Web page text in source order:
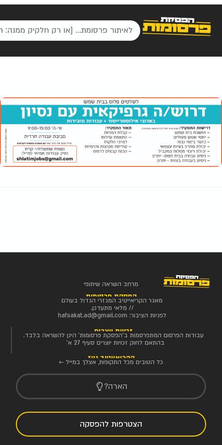
מרחב השראה שיתופי
הפסקת פרסומות
מאגר הקריאייטיב המגזרי הגדול בעולם
// מלאי מתעדכן.
לפניות הציבור: hafsakat.ad@gmail.com
זכויות יוצרים
עבודות הפרסום המתפרסמות ב'הפסקת פרסומות' הינן להשראה בלבד.
בהתאם לחוק זכויות יוצרים סעיף 27 א'
הקריאייטיב ניוז
כל הטובים מכל התקופות, אצלך במייל ←
הארה?
הצטרפות להפסקה